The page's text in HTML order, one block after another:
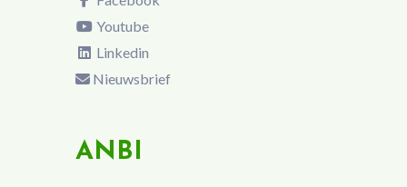
Youtube
Linkedin
Nieuwsbrief
ANBI